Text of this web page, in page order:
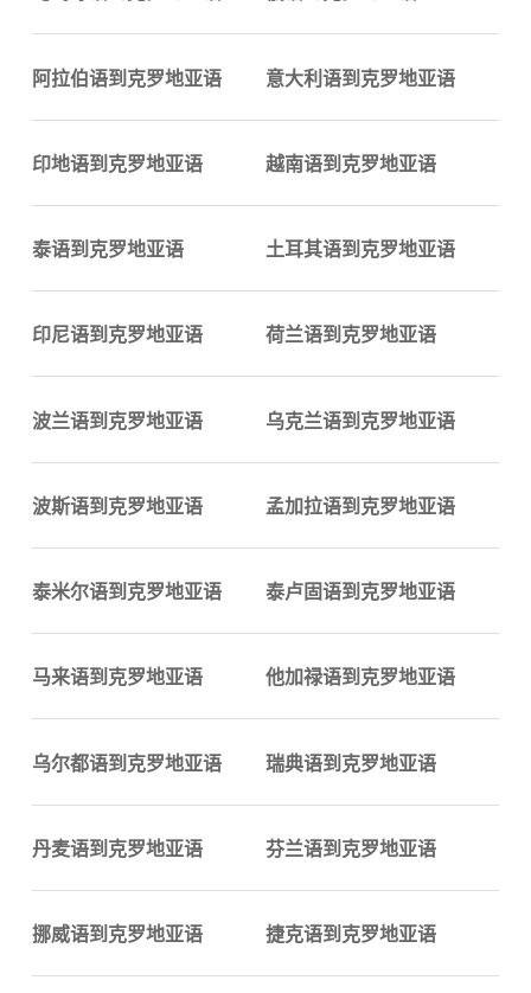
阿拉伯语到克罗地亚语 意大利语到克罗地亚语
印地语到克罗地亚语 越南语到克罗地亚语
泰语到克罗地亚语 土耳其语到克罗地亚语
印尼语到克罗地亚语 荷兰语到克罗地亚语
波兰语到克罗地亚语 乌克兰语到克罗地亚语
波斯语到克罗地亚语 孟加拉语到克罗地亚语
泰米尔语到克罗地亚语 泰卢固语到克罗地亚语
马来语到克罗地亚语 他加禄语到克罗地亚语
乌尔都语到克罗地亚语 瑞典语到克罗地亚语
丹麦语到克罗地亚语 芬兰语到克罗地亚语
挪威语到克罗地亚语 捷克语到克罗地亚语